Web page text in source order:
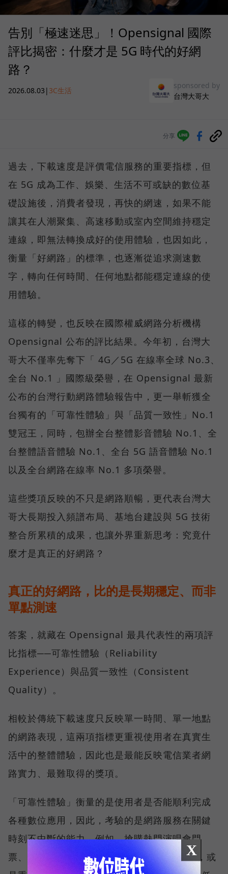
告別「極速迷思」！Opensignal 國際
評比揭密：什麼才是 5G 時代的好網
路？
2026.08.03 | 3C生活
sponsored by
台灣大哥大
分享
過去，下載速度是評價電信服務的重要指標，但
在 5G 成為工作、娛樂、生活不可或缺的數位基
礎設施後，消費者發現，再快的網速，如果不能
讓其在人潮聚集、高速移動或室內空間維持穩定
連線，即無法轉換成好的使用體驗，也因如此，
衡量「好網路」的標準，也逐漸從追求測速數
字，轉向任何時間、任何地點都能穩定連線的使
用體驗。
這樣的轉變，也反映在國際權威網路分析機構
Opensignal 公布的評比結果。今年初，台灣大
哥大不僅率先奪下「 4G／5G 在線率全球 No.3、
全台 No.1 」國際級榮譽，在 Opensignal 最新
公布的台灣行動網路體驗報告中，更一舉斬獲全
台獨有的「可靠性體驗」與「品質一致性」No.1
雙冠王，同時，包辦全台整體影音體驗 No.1、全
台整體語音體驗 No.1、全台 5G 語音體驗 No.1
以及全台網路在線率 No.1 多項榮譽。
這些獎項反映的不只是網路順暢，更代表台灣大
哥大長期投入頻譜布局、基地台建設與 5G 技術
整合所累積的成果，也讓外界重新思考：究竟什
麼才是真正的好網路？
真正的好網路，比的是長期穩定、而非
單點測速
答案，就藏在 Opensignal 最具代表性的兩項評
比指標──可靠性體驗（Reliability
Experience）與品質一致性（Consistent
Quality）。
相較於傳統下載速度只反映單一時間、單一地點
的網路表現，這兩項指標更重視使用者在真實生
活中的整體體驗，因此也是最能反映電信業者網
路實力、最難取得的獎項。
「可靠性體驗」衡量的是使用者是否能順利完成
各種數位應用，因此，考驗的是網路服務在關鍵
時刻不中斷的能力。例如，搶購熱門演唱會門
票、秒殺限量商品、超商結帳掃描 QR Code，或
X